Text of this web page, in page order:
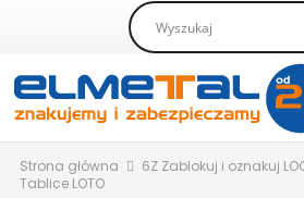
Strona główna
6Z Zablokuj i oznakuj
Tablice LOTO